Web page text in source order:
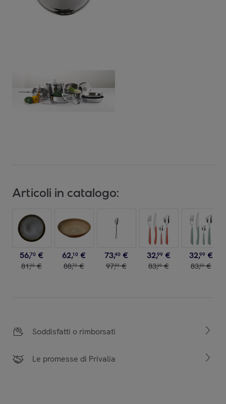
Articoli in catalogo:
56,70 €
81,00 €
62,10 €
88,70 €
73,40 €
97,90 €
32,99 €
83,30 €
32,99 €
83,30 €
Soddisfatti o rimborsati
Le promesse di Privalia